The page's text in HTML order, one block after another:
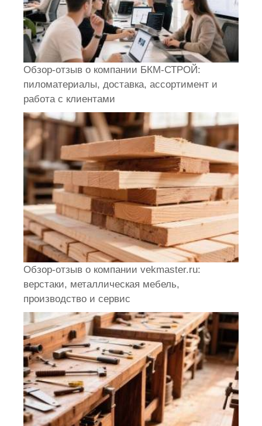
Обзор-отзыв о компании БКМ-СТРОЙ:
пиломатериалы, доставка, ассортимент и
работа с клиентами
Обзор-отзыв о компании vekmaster.ru:
верстаки, металлическая мебель,
производство и сервис